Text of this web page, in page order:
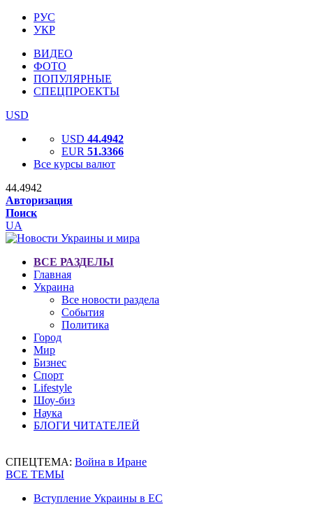
РУС
УКР
ВИДЕО
ФОТО
ПОПУЛЯРНЫЕ
СПЕЦПРОЕКТЫ
USD
USD 44.4942
EUR 51.3366
Все курсы валют
44.4942
Авторизация
Поиск
UA
ВСЕ РАЗДЕЛЫ
Главная
Украина
Все новости раздела
События
Политика
Город
Мир
Бизнес
Спорт
Lifestyle
Шоу-биз
Наука
БЛОГИ ЧИТАТЕЛЕЙ
СПЕЦТЕМА: Война в Иране
ВСЕ ТЕМЫ
Вступление Украины в ЕС